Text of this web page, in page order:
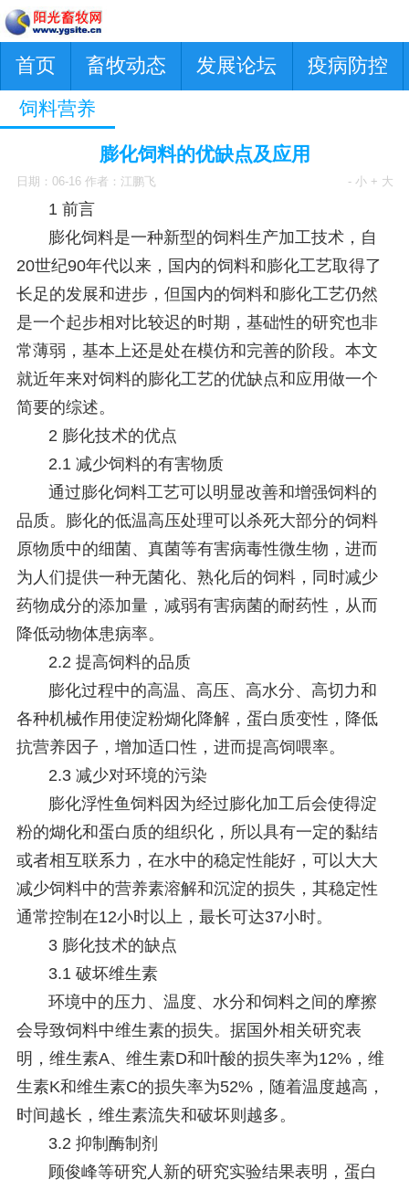
首页 畜牧动态 发展论坛 疫病防控
饲料营养
膨化饲料的优缺点及应用
日期：06-16 作者：江鹏飞 - 小 + 大
1 前言
膨化饲料是一种新型的饲料生产加工技术，自
20世纪90年代以来，国内的饲料和膨化工艺取得了
长足的发展和进步，但国内的饲料和膨化工艺仍然
是一个起步相对比较迟的时期，基础性的研究也非
常薄弱，基本上还是处在模仿和完善的阶段。本文
就近年来对饲料的膨化工艺的优缺点和应用做一个
简要的综述。
2 膨化技术的优点
2.1 减少饲料的有害物质
通过膨化饲料工艺可以明显改善和增强饲料的
品质。膨化的低温高压处理可以杀死大部分的饲料
原物质中的细菌、真菌等有害病毒性微生物，进而
为人们提供一种无菌化、熟化后的饲料，同时减少
药物成分的添加量，减弱有害病菌的耐药性，从而
降低动物体患病率。
2.2 提高饲料的品质
膨化过程中的高温、高压、高水分、高切力和
各种机械作用使淀粉煳化降解，蛋白质变性，降低
抗营养因子，增加适口性，进而提高饲喂率。
2.3 减少对环境的污染
膨化浮性鱼饲料因为经过膨化加工后会使得淀
粉的煳化和蛋白质的组织化，所以具有一定的黏结
或者相互联系力，在水中的稳定性能好，可以大大
减少饲料中的营养素溶解和沉淀的损失，其稳定性
通常控制在12小时以上，最长可达37小时。
3 膨化技术的缺点
3.1 破坏维生素
环境中的压力、温度、水分和饲料之间的摩擦
会导致饲料中维生素的损失。据国外相关研究表
明，维生素A、维生素D和叶酸的损失率为12%，维
生素K和维生素C的损失率为52%，随着温度越高，
时间越长，维生素流失和破坏则越多。
3.2 抑制酶制剂
顾俊峰等研究人新的研究实验结果表明，蛋白